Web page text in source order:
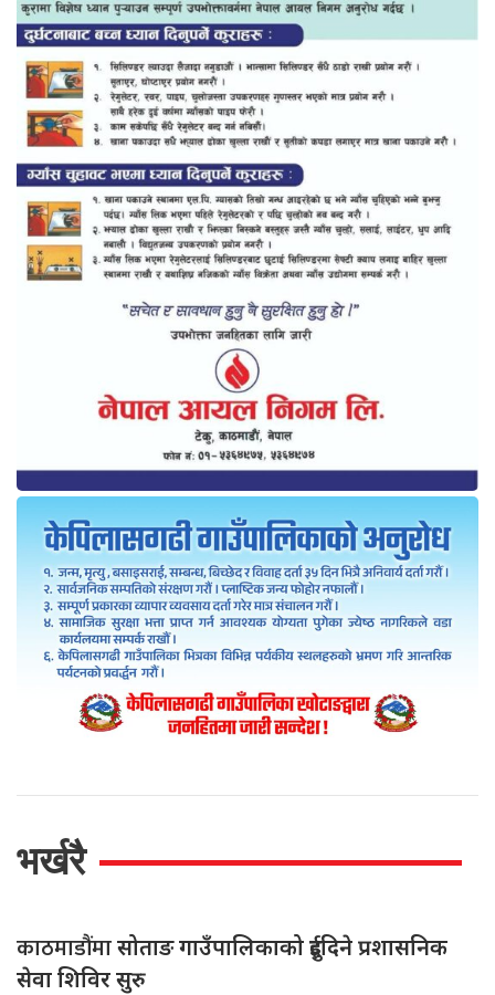
भर्खरै
काठमाडौंमासोताङ गाउँपालिकाको दुईदिने प्रशासनिक
सेवा शिविर सुरु